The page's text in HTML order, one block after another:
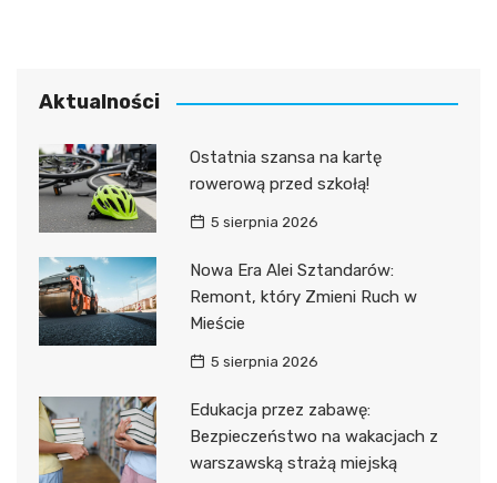
Aktualności
Ostatnia szansa na kartę
rowerową przed szkołą!
5 sierpnia 2026
Nowa Era Alei Sztandarów:
Remont, który Zmieni Ruch w
Mieście
5 sierpnia 2026
Edukacja przez zabawę:
Bezpieczeństwo na wakacjach z
warszawską strażą miejską